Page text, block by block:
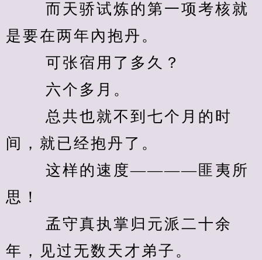
而天骄试炼的第一项考核就
是要在两年內抱丹。
可张宿用了多久？
六个多月。
总共也就不到七个月的时
间，就已经抱丹了。
这样的速度————匪夷所
思！
孟守真执掌归元派二十余
年，见过无数天才弟子。